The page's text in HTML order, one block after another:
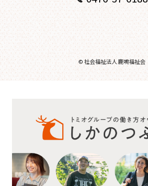
© 社会福祉法人 鹿鳴福祉会